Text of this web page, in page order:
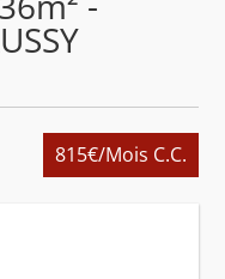
815€/Mois C.C.